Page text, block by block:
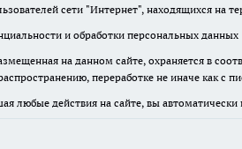
сети "Интернет", находящихся на
и обработки персональных данных
на данном сайте, охраняется в
переработке не иначе как с
любые действия на сайте, вы автоматически